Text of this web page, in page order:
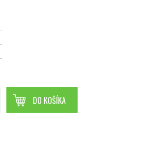
DO KOŠÍKA